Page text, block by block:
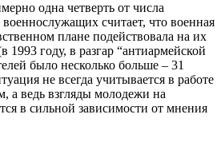
одна четверть от числа
считает, что военная
плане подействовала на их
1993 году, в разгар “антиармейской
было несколько больше – 31
не всегда учитывается в работе
а ведь взгляды молодежи на
в сильной зависимости от мнения